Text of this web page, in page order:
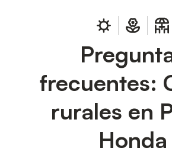
frecuentes:
rurales en
Honda